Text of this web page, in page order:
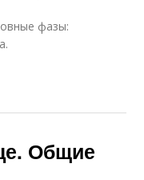
фазы:
Общие